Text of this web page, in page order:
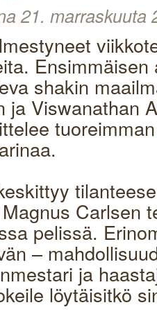
21. marraskuuta
Ensimmäisen
shakin
ja Viswanathan
Carlsen
pelissä.
–
ja
löytäisitkö